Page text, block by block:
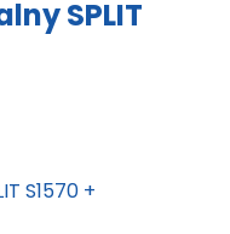
SPLIT